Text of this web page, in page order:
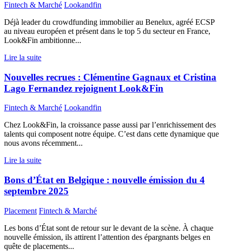
Fintech & Marché Lookandfin
Déjà leader du crowdfunding immobilier au Benelux, agréé ECSP
au niveau européen et présent dans le top 5 du secteur en France,
Look&Fin ambitionne...
Lire la suite
Nouvelles recrues : Clémentine Gagnaux et Cristina
Lago Fernandez rejoignent Look&Fin
Fintech & Marché Lookandfin
Chez Look&Fin, la croissance passe aussi par l’enrichissement des
talents qui composent notre équipe. C’est dans cette dynamique que
nous avons récemment...
Lire la suite
Bons d’État en Belgique : nouvelle émission du 4
septembre 2025
Placement Fintech & Marché
Les bons d’État sont de retour sur le devant de la scène. À chaque
nouvelle émission, ils attirent l’attention des épargnants belges en
quête de placements...